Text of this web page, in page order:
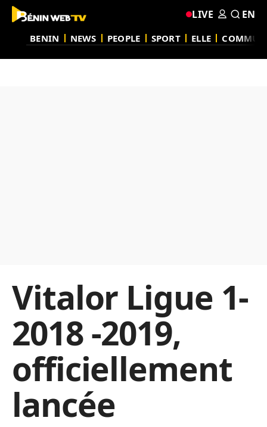
BENIN NEWS PEOPLE SPORT ELLE
LIVE EN
Vitalor Ligue 1-
2018 -2019,
officiellement
lancée